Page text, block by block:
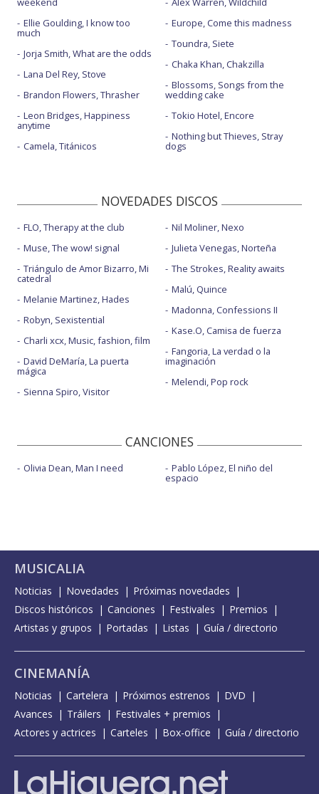
Ellie Goulding, I know too
much
Jorja Smith, What are the odds
Lana Del Rey, Stove
Brandon Flowers, Thrasher
Leon Bridges, Happiness
anytime
Camela, Titánicos
Europe, Come this madness
Toundra, Siete
Chaka Khan, Chakzilla
Blossoms, Songs from the
wedding cake
Tokio Hotel, Encore
Nothing but Thieves, Stray
dogs
NOVEDADES DISCOS
FLO, Therapy at the club
Muse, The wow! signal
Triángulo de Amor Bizarro, Mi
catedral
Melanie Martinez, Hades
Robyn, Sexistential
Charli xcx, Music, fashion, film
David DeMaría, La puerta
mágica
Sienna Spiro, Visitor
Nil Moliner, Nexo
Julieta Venegas, Norteña
The Strokes, Reality awaits
Malú, Quince
Madonna, Confessions II
Kase.O, Camisa de fuerza
Fangoria, La verdad o la
imaginación
Melendi, Pop rock
CANCIONES
Olivia Dean, Man I need Pablo López, El niño del
espacio
MUSICALIA
Noticias Novedades
Próximas novedades
Discos históricos
Canciones Festivales
Premios
Artistas y grupos
Portadas Listas Guía / directorio
CINEMANÍA
Noticias Cartelera Próximos estrenos
DVD
Avances
Tráilers
Festivales + premios
Actores y actrices
Carteles Box-office Guía / directorio